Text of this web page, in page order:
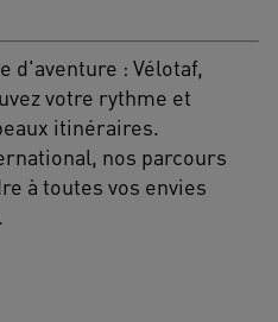
d'aventure : Vélotaf,
votre rythme et
itinéraires.
nos parcours
à toutes vos envies